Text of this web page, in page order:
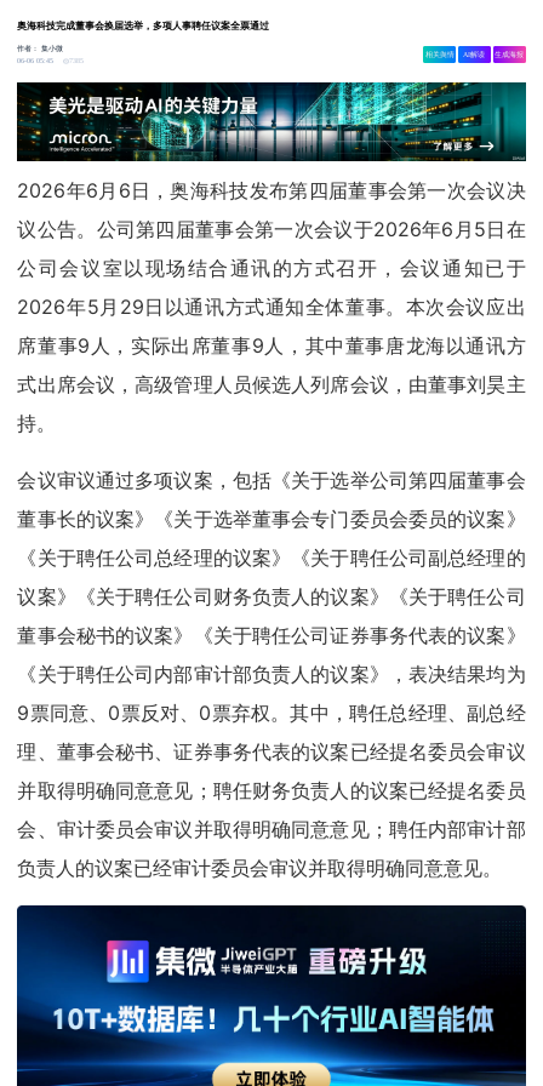
奥海科技完成董事会换届选举，多项人事聘任议案全票通过
作者：集小微
06-06 05:45
7385
相关舆情 AI解读 生成海报
2026年6月6日，奥海科技发布第四届董事会第一次会议决
议公告。公司第四届董事会第一次会议于2026年6月5日在
公司会议室以现场结合通讯的方式召开，会议通知已于
2026年5月29日以通讯方式通知全体董事。本次会议应出
席董事9人，实际出席董事9人，其中董事唐龙海以通讯方
式出席会议，高级管理人员候选人列席会议，由董事刘昊主
持。
会议审议通过多项议案，包括《关于选举公司第四届董事会
董事长的议案》《关于选举董事会专门委员会委员的议案》
《关于聘任公司总经理的议案》《关于聘任公司副总经理的
议案》《关于聘任公司财务负责人的议案》《关于聘任公司
董事会秘书的议案》《关于聘任公司证券事务代表的议案》
《关于聘任公司内部审计部负责人的议案》，表决结果均为
9票同意、0票反对、0票弃权。其中，聘任总经理、副总经
理、董事会秘书、证券事务代表的议案已经提名委员会审议
并取得明确同意意见；聘任财务负责人的议案已经提名委员
会、审计委员会审议并取得明确同意意见；聘任内部审计部
负责人的议案已经审计委员会审议并取得明确同意意见。